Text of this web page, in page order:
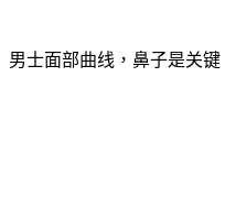
男士面部曲线，鼻子是关键